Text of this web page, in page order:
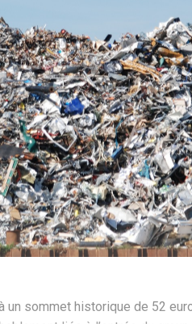
un sommet historique de 52